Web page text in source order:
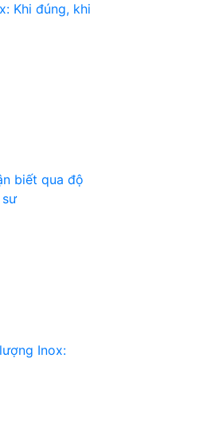
Khi đúng, khi
biết qua độ
Inox: